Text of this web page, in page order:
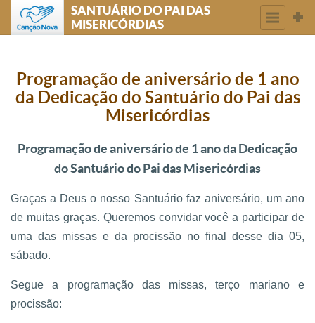
SANTUÁRIO DO PAI DAS
MISERICÓRDIAS
Programação de aniversário de 1 ano
da Dedicação do Santuário do Pai das
Misericórdias
Programação de aniversário de 1 ano da Dedicação
do Santuário do Pai das Misericórdias
Graças a Deus o nosso Santuário faz aniversário, um ano
de muitas graças. Queremos convidar você a participar de
uma das missas e da procissão no final desse dia 05,
sábado.
Segue a programação das missas, terço mariano e
procissão: